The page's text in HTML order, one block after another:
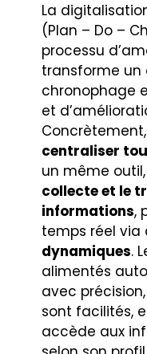
La
(Plan – Do –
processu
transforme un
chronophage
et
centraliser
un même outil,
collecte et le
informations,
temps réel via
dynamiques.
alimentés
avec
sont facilités,
accède aux